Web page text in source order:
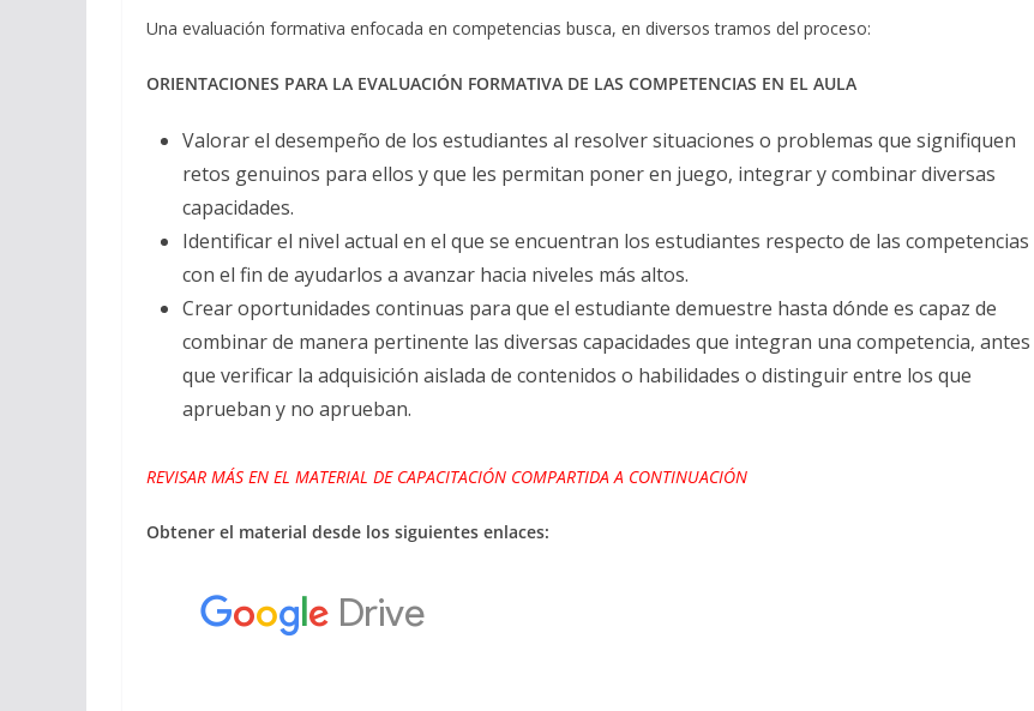
Una evaluación formativa enfocada en competencias busca, en diversos tramos del proceso:
ORIENTACIONES PARA LA EVALUACIÓN FORMATIVA DE LAS COMPETENCIAS EN EL AULA
Valorar el desempeño de los estudiantes al resolver situaciones o problemas que signifiquen
retos genuinos para ellos y que les permitan poner en juego, integrar y combinar diversas
capacidades.
Identificar el nivel actual en el que se encuentran los estudiantes respecto de las competencias
con el fin de ayudarlos a avanzar hacia niveles más altos.
Crear oportunidades continuas para que el estudiante demuestre hasta dónde es capaz de
combinar de manera pertinente las diversas capacidades que integran una competencia, antes
que verificar la adquisición aislada de contenidos o habilidades o distinguir entre los que
aprueban y no aprueban.
REVISAR MÁS EN EL MATERIAL DE CAPACITACIÓN COMPARTIDA A CONTINUACIÓN
Obtener el material desde los siguientes enlaces: